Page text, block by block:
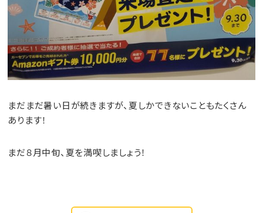
まだまだ暑い日が続きますが、夏しかできないこともたくさん
あります！
まだ８月中旬、夏を満喫しましょう！